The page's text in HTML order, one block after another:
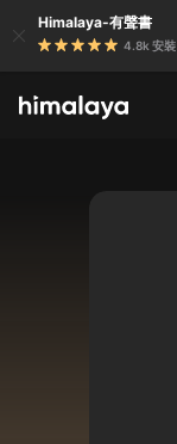
Himalaya-有聲書
4.8k 安裝